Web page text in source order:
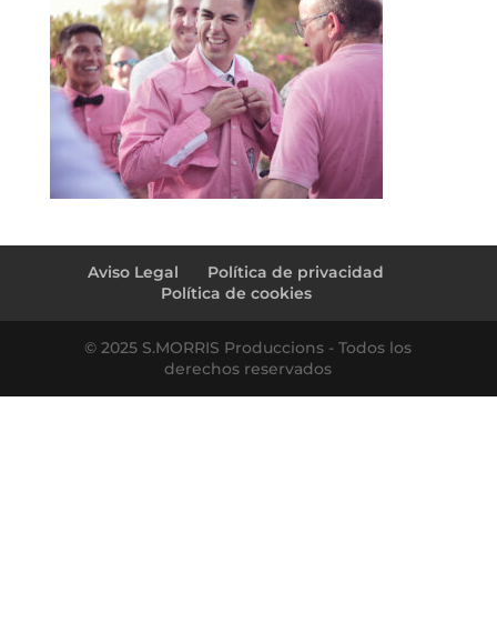
Aviso Legal
Política de privacidad
Política de cookies
© 2025 S.MORRIS Produccions - Todos los
derechos reservados